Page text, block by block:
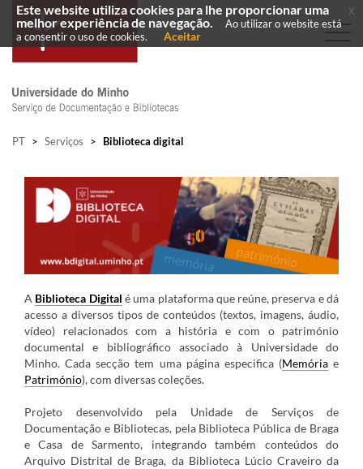
PT > Serviços > Biblioteca digital
A Biblioteca Digital é uma plataforma que reúne, preserva e dá
acesso a diversos tipos de conteúdos (textos, imagens, áudio,
vídeo) relacionados com a história e com o património
documental e bibliográfico associado à Universidade do
Minho. Cada secção tem uma página especifica (Memóriae
Património), com diversas coleções.
Projeto desenvolvido pela Unidade de Serviços de
Documentação e Bibliotecas, pela Biblioteca Pública de Braga
e Casa de Sarmento, integrando também conteúdos do
Arquivo Distrital de Braga, da Biblioteca Lúcio Craveiro da
Este website utiliza cookies para lhe proporcionar uma
melhor experiência de navegação.
Ao utilizar o website está
a consentir o uso de cookies.
Aceitar
x